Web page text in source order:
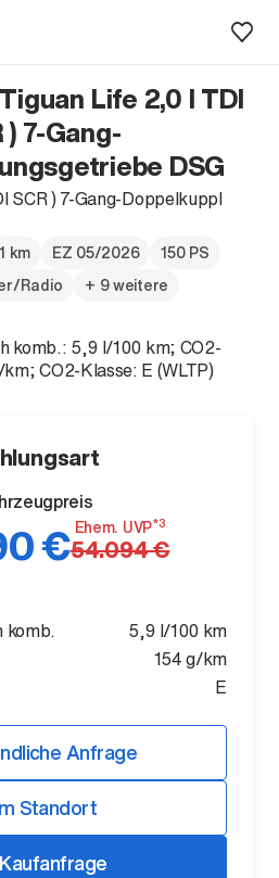
Life 2,0 l TDI
) 7-Gang-
DSG
SCR ) 7-Gang-Doppelkuppl
1 km EZ 05/2026
150 PS
Radio + 9 weitere
komb.: 5,9 l/100 km; CO2-
CO2-Klasse: E (WLTP)
€ Ehem. UVP*3
54.094 €
5,9 l/100 km
154 g/km
E
Anfrage
Standort